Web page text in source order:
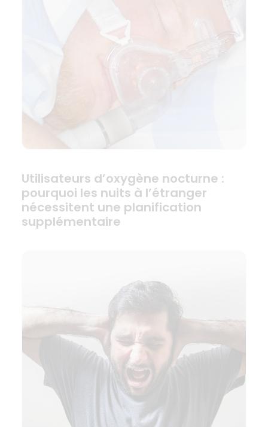
Utilisateurs d’oxygène nocturne :
pourquoi les nuits à l’étranger
nécessitent une planification
supplémentaire